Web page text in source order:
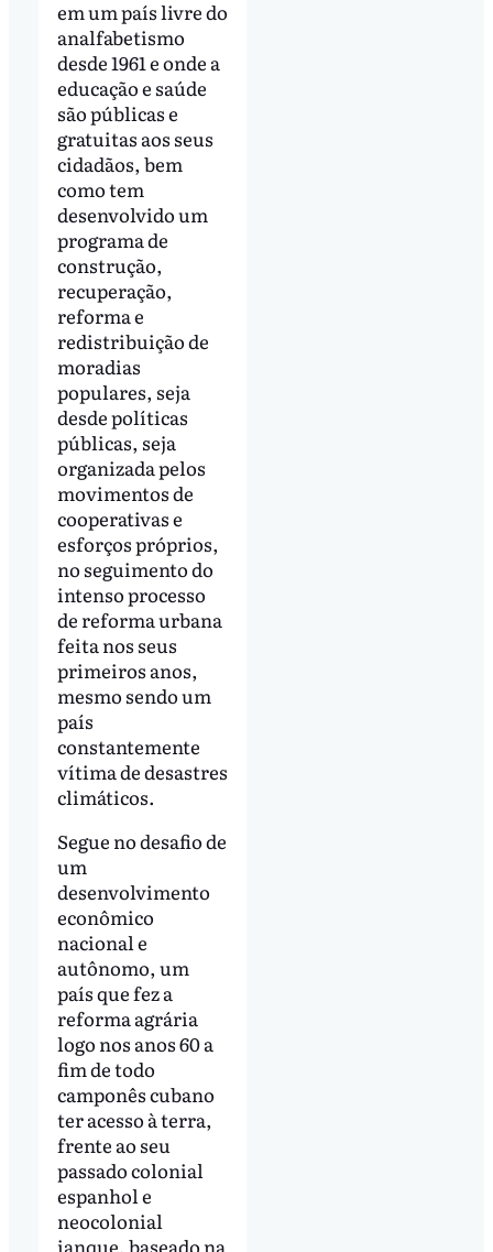
em um país livre do
analfabetismo
desde 1961 e onde a
educação e saúde
são públicas e
gratuitas aos seus
cidadãos, bem
como tem
desenvolvido um
programa de
construção,
recuperação,
reforma e
redistribuição de
moradias
populares, seja
desde políticas
públicas, seja
organizada pelos
movimentos de
cooperativas e
esforços próprios,
no seguimento do
intenso processo
de reforma urbana
feita nos seus
primeiros anos,
mesmo sendo um
país
constantemente
vítima de desastres
climáticos.
Segue no desafio de
um
desenvolvimento
econômico
nacional e
autônomo, um
país que fez a
reforma agrária
logo nos anos 60 a
fim de todo
camponês cubano
ter acesso à terra,
frente ao seu
passado colonial
espanhol e
neocolonial
ianque, baseado na